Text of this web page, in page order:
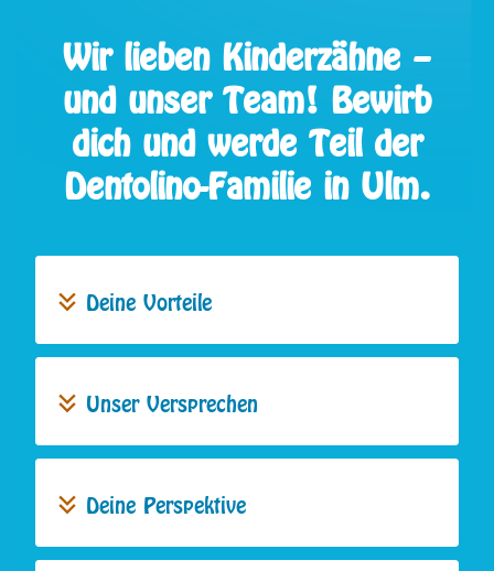
Wir lieben Kinderzähne –
und unser Team! Bewirb
dich und werde Teil der
Dentolino-Familie in Ulm.
Deine Vorteile
Unser Versprechen
Deine Perspektive